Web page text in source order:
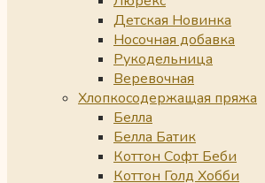
Детская Новинка
Носочная добавка
Рукодельница
Веревочная
Хлопкосодержащая пряжа
Белла
Белла Батик
Коттон Софт Беби
Коттон Голд Хобби